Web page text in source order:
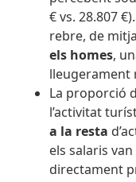
€ vs. 28.807
rebre, de
els homes,
lleugerament
La proporció
l’activitat
a la resta
els salaris
directament